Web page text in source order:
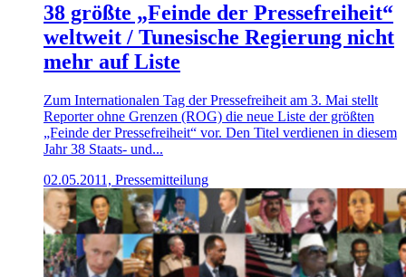
38 größte „Feinde der Pressefreiheit“
weltweit / Tunesische Regierung nicht
mehr auf Liste
Zum Internationalen Tag der Pressefreiheit am 3. Mai stellt
Reporter ohne Grenzen (ROG) die neue Liste der größten
„Feinde der Pressefreiheit“ vor. Den Titel verdienen in diesem
Jahr 38 Staats- und...
02.05.2011, Pressemitteilung